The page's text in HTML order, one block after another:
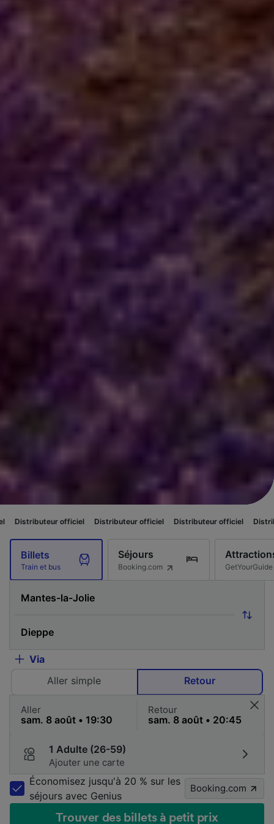
officiel Distributeur officiel Distributeur officiel Distributeur officiel
Billets
Train et bus
Séjours
Booking.com GetYourGuide
Via
Aller simple
Retour
Aller Retour
1 Adulte (26-59)
Ajouter une carte
Économisez jusqu'à 20 % sur les
séjours avec Genius
Booking.com
Trouver des billets à petit prix